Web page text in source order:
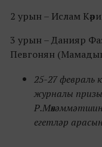
2 урын – Ислам
3 урын – Данияр
Певгонян
25-27 февраль
журналы
Р.Мөхәммәтшин
егетләр